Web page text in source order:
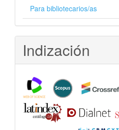
Para bibliotecarios/as
Indización